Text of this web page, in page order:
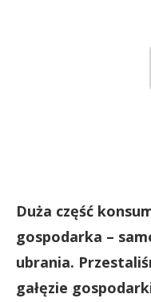
Duża część
gospodarka –
ubrania.
gałęzie